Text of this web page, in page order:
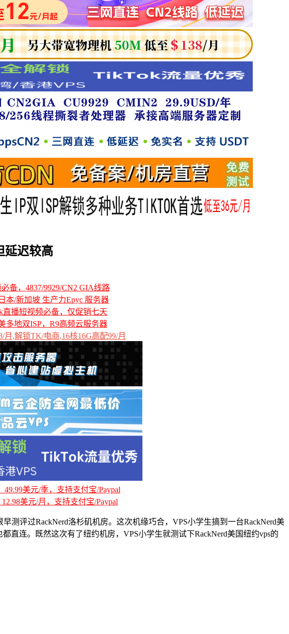
延迟较高
备，4837/9929/CN2 GIA线路
本/新加坡 生产力Epyc 服务器
直播短视频必备，仅促销七天
多地双ISP，R9高频云服务器
月,解锁TK/电商,16核16G高配99/月
美元/季，支持支付宝/Paypal
美元/月，支持支付宝/Paypal
测评过RackNerd洛杉矶机房。这次机缘巧合，VPS小学生搞到一台RackNerd美
直连。既然这次有了纽约机房，VPS小学生就测试下RackNerd美国纽约vps的